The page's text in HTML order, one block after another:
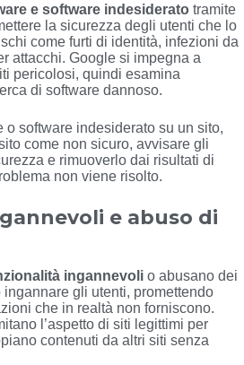
e software indesiderato tramite
la sicurezza degli utenti che lo
come furti di identità, infezioni da
attacchi. Google si impegna a
pericolosi, quindi esamina
di software dannoso.
o software indesiderato su un sito,
come non sicuro, avvisare gli
e rimuoverlo dai risultati di
non viene risolto.
e abuso di
ingannevoli o abusano dei
gli utenti, promettendo
che in realtà non forniscono.
l’aspetto di siti legittimi per
contenuti da altri siti senza